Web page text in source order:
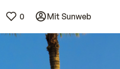
0 Mit Sunweb